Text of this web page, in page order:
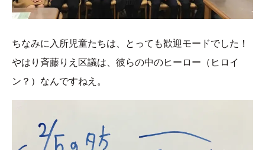
ちなみに入所児童たちは、とっても歓迎モードでした！
やはり斉藤りえ区議は、彼らの中のヒーロー（ヒロイ
ン？）なんですねえ。